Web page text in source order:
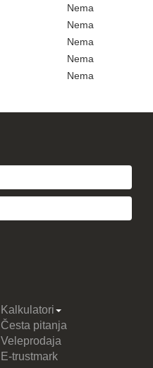
Nema
Nema
Nema
Nema
Nema
Kalkulatori
Česta pitanja
Veleprodaja
E-trustmark